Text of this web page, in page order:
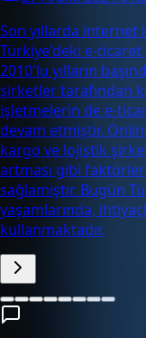
Son yıllarda internet
Türkiye'deki e-
2010'lu yılların
şirketler tarafından
işletmelerin de e-
devam etmiştir.
kargo ve lojistik
artması gibi
sağlamıştır. Bugün
yaşamlarında,
kullanmaktadır.